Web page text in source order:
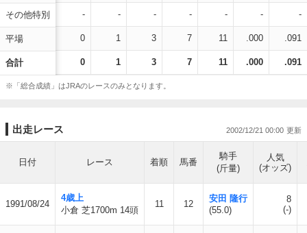
その他特別
平場
合計
- - - - - - -
0 1 3 7 11 .000 .091
0 1 3 7 11 .000 .091
※「総合成績」はJRAのレースのみとなります。
出走レース 2002/12/21 00:00
日付 レース 着順 馬番
騎手
(斤量)
人気
(オッズ)
1991/08/24
4歳上
小倉 芝1700m 14頭
11 12
安田 隆行
(55.0)
8
(-)